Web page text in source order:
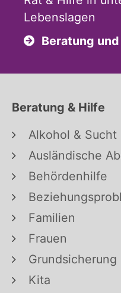
Lebenslagen
Beratung
Beratung & Hilfe
Alkohol & Sucht
Ausländische
Behördenhilfe
Familien
Frauen
Grundsicherung
Kita